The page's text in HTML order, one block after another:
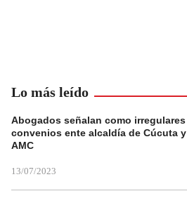
Lo más leído
Abogados señalan como irregulares
convenios ente alcaldía de Cúcuta y
AMC
13/07/2023